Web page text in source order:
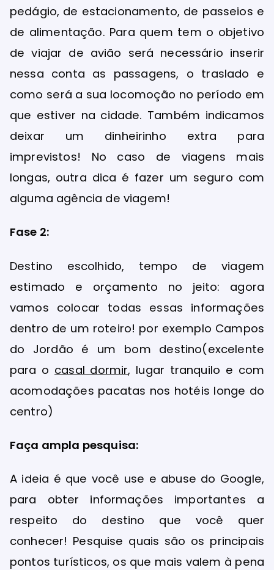
pedágio, de estacionamento, de passeios e
de alimentação. Para quem tem o objetivo
de viajar de avião será necessário inserir
nessa conta as passagens, o traslado e
como será a sua locomoção no período em
que estiver na cidade. Também indicamos
deixar um dinheirinho extra para
imprevistos! No caso de viagens mais
longas, outra dica é fazer um seguro com
alguma agência de viagem!
Fase 2:
Destino escolhido, tempo de viagem
estimado e orçamento no jeito: agora
vamos colocar todas essas informações
dentro de um roteiro! por exemplo Campos
do Jordão é um bom destino(excelente
para o casal dormir, lugar tranquilo e com
acomodações pacatas nos hotéis longe do
centro)
Faça ampla pesquisa:
A ideia é que você use e abuse do Google,
para obter informações importantes a
respeito do destino que você quer
conhecer! Pesquise quais são os principais
pontos turísticos, os que mais valem à pena